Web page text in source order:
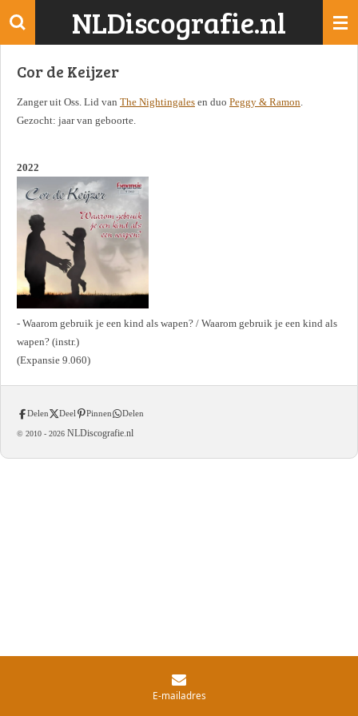
Ga
de
NLDiscografie.nl
Cor de Keijzer
Zanger uit Oss. Lid van The Nightingales en duo Peggy & Ramon.
Gezocht: jaar van geboorte.
2022
- Waarom gebruik je een kind als wapen? / Waarom gebruik je een kind als
wapen? (instr.)
(Expansie 9.060)
Delen Deel Pinnen Delen
© 2010 - 2026 NLDiscografie.nl
E-mailadres